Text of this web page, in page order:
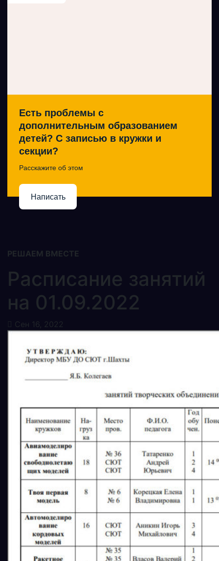
Есть проблемы с
дополнительным образованием
детей? С записью в кружки и
секции?
Расскажите об этом
Написать
РЕШАЕМ ВМЕСТЕ
Расписание занятий
на 01.09.2022
Сен 16, 2022